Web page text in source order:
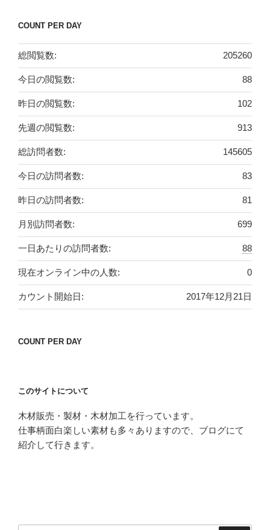
COUNT PER DAY
205260
総閲覧数:
88
今日の閲覧数:
102
昨日の閲覧数:
913
先週の閲覧数:
145605
総訪問者数:
83
今日の訪問者数:
81
昨日の訪問者数:
699
月別訪問者数:
88
一日あたりの訪問者数:
0
現在オンライン中の人数:
2017年12月21日
カウント開始日:
COUNT PER DAY
このサイトについて
木材販売・製材・木材加工を行っています。
仕事柄面白楽しい素材も多々ありますので、ブログにて
紹介して行きます。